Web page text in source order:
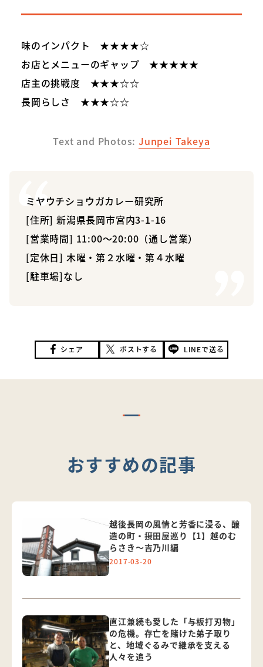
味のインパクト ★★★★☆
お店とメニューのギャップ ★★★★★
店主の挑戦度 ★★★☆☆
長岡らしさ ★★★☆☆
Text and Photos:Junpei Takeya
ミヤウチショウガカレー研究所
[住所] 新潟県長岡市宮内3-1-16
[営業時間] 11:00～20:00（通し営業）
[定休日] 木曜・第２水曜・第４水曜
[駐車場]なし
シェア ポストする LINEで送る
おすすめの記事
越後長岡の風情と芳香に浸る、醸
造の町・摂田屋巡り【1】越のむ
らさき～吉乃川編
2017-03-20
直江兼続も愛した「与板打刃物」
の危機。存亡を賭けた弟子取り
と、地域ぐるみで継承を支える
人々を追う